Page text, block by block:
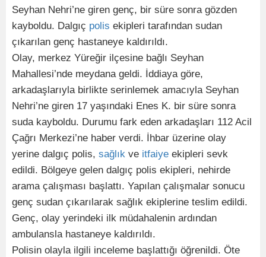
Seyhan Nehri’ne giren genç, bir süre sonra gözden
kayboldu. Dalgıç polis ekipleri tarafından sudan
çıkarılan genç hastaneye kaldırıldı.
Olay, merkez Yüreğir ilçesine bağlı Seyhan
Mahallesi’nde meydana geldi. İddiaya göre,
arkadaşlarıyla birlikte serinlemek amacıyla Seyhan
Nehri’ne giren 17 yaşındaki Enes K. bir süre sonra
suda kayboldu. Durumu fark eden arkadaşları 112 Acil
Çağrı Merkezi’ne haber verdi. İhbar üzerine olay
yerine dalgıç polis, sağlık ve itfaiye ekipleri sevk
edildi. Bölgeye gelen dalgıç polis ekipleri, nehirde
arama çalışması başlattı. Yapılan çalışmalar sonucu
genç sudan çıkarılarak sağlık ekiplerine teslim edildi.
Genç, olay yerindeki ilk müdahalenin ardından
ambulansla hastaneye kaldırıldı.
Polisin olayla ilgili inceleme başlattığı öğrenildi. Öte